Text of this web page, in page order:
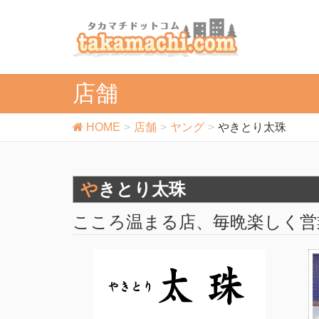
店舗
HOME 店舗 ヤング やきとり太珠
やきとり太珠
こころ温まる店、毎晩楽しく